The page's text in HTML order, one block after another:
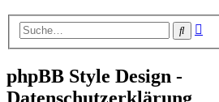
Suche
phpBB Style Design -